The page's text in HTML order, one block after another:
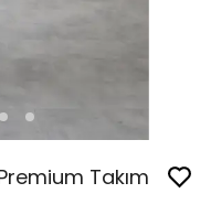
Takım